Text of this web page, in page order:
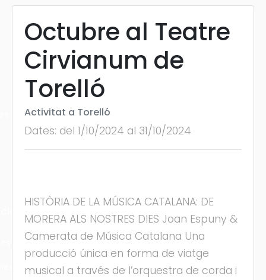
Octubre al Teatre
Cirvianum de
Torelló
Activitat a Torelló
Dates: del 1/10/2024 al 31/10/2024
HISTÒRIA DE LA MÚSICA CATALANA: DE
MORERA ALS NOSTRES DIES Joan Espuny &
Camerata de Música Catalana Una
producció única en forma de viatge
musical a través de l’orquestra de corda i